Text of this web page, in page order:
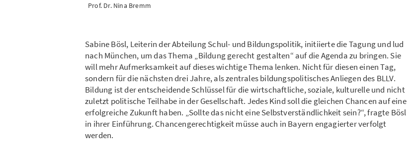
Prof. Dr. Nina Bremm
Sabine Bösl, Leiterin der Abteilung Schul- und Bildungspolitik, initiierte die Tagung und lud
nach München, um das Thema „Bildung gerecht gestalten“ auf die Agenda zu bringen. Sie
will mehr Aufmerksamkeit auf dieses wichtige Thema lenken. Nicht für diesen einen Tag,
sondern für die nächsten drei Jahre, als zentrales bildungspolitisches Anliegen des BLLV.
Bildung ist der entscheidende Schlüssel für die wirtschaftliche, soziale, kulturelle und nicht
zuletzt politische Teilhabe in der Gesellschaft. Jedes Kind soll die gleichen Chancen auf eine
erfolgreiche Zukunft haben. „Sollte das nicht eine Selbstverständlichkeit sein?“, fragte Bösl
in ihrer Einführung. Chancengerechtigkeit müsse auch in Bayern engagierter verfolgt
werden.